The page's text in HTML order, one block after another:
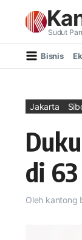
Sudut
Bisnis
Jakarta
di
Oleh kantong